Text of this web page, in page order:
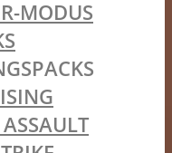
MODUS